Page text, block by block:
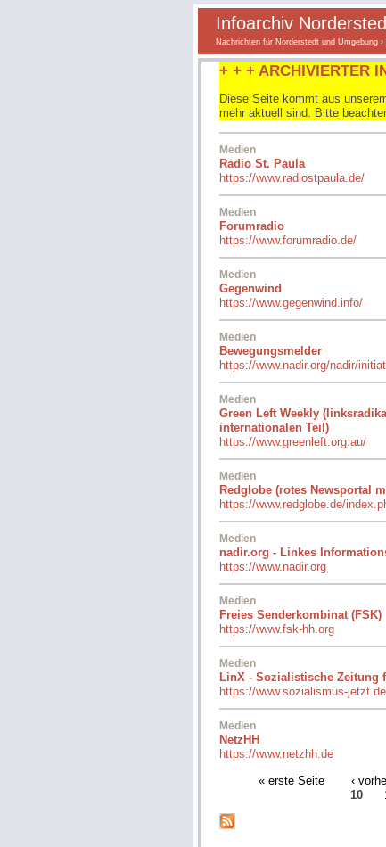
Infoarchiv
Nachrichten für Norderstedt und Umgebung ›
+ + + ARCHIVIERTER
Diese Seite kommt aus
mehr aktuell sind. Bitte
Medien
Radio St. Paula
https://www.radiostpaula.de/
Medien
Forumradio
https://www.forumradio.de/
Medien
Gegenwind
https://www.gegenwind.info/
Medien
Bewegungsmelder
https://www.nadir.org/nadir/
Medien
Green Left Weekly
internationalen Teil)
https://www.greenleft.org.au/
Medien
Redglobe (rotes Newsportal
https://www.redglobe.de/
Medien
nadir.org - Linkes
https://www.nadir.org
Medien
Freies Senderkombinat (FSK)
https://www.fsk-hh.org
Medien
LinX - Sozialistische Zeitung
https://www.sozialismus-
Medien
NetzHH
https://www.netzhh.de
« erste Seite
‹
10